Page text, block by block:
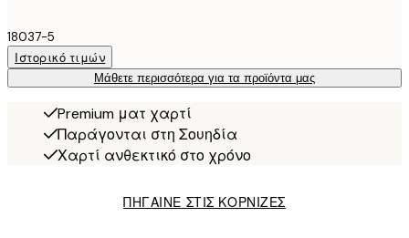
18037-5
Ιστορικό τιμών
Μάθετε περισσότερα για τα προϊόντα μας
Premium ματ χαρτί
Παράγονται στη Σουηδία
Χαρτί ανθεκτικό στο χρόνο
ΠΗΓΑΙΝΕ ΣΤΙΣ ΚΟΡΝΙΖΕΣ